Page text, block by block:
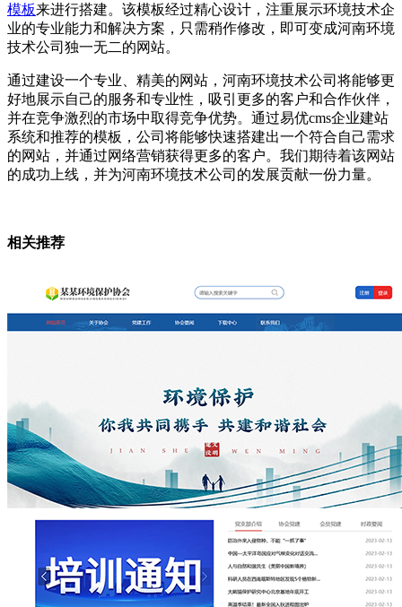
模板来进行搭建。该模板经过精心设计，注重展示环境技术企
业的专业能力和解决方案，只需稍作修改，即可变成河南环境
技术公司独一无二的网站。
通过建设一个专业、精美的网站，河南环境技术公司将能够更
好地展示自己的服务和专业性，吸引更多的客户和合作伙伴，
并在竞争激烈的市场中取得竞争优势。通过易优cms企业建站
系统和推荐的模板，公司将能够快速搭建出一个符合自己需求
的网站，并通过网络营销获得更多的客户。我们期待着该网站
的成功上线，并为河南环境技术公司的发展贡献一份力量。
相关推荐